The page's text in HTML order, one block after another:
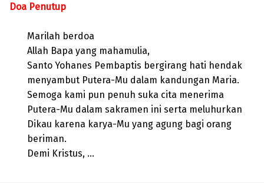
Doa Penutup
Marilah berdoa
Allah Bapa yang mahamulia,
Santo Yohanes Pembaptis bergirang hati hendak
menyambut Putera-Mu dalam kandungan Maria.
Semoga kami pun penuh suka cita menerima
Putera-Mu dalam sakramen ini serta meluhurkan
Dikau karena karya-Mu yang agung bagi orang
beriman.
Demi Kristus, …